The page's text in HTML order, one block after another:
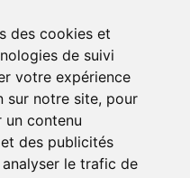
des cookies et
de suivi
votre expérience
sur notre site, pour
un contenu
des publicités
le trafic de
et événements
et découvrez
choix d'événements,
de notre écriture.